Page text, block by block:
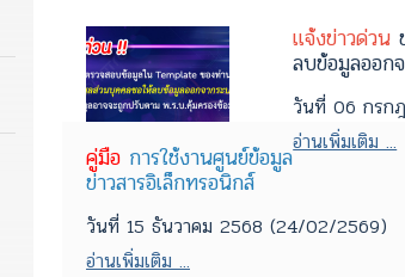
แจ้งข่าวด่วน
ลบข้อมูลออก
วันที่ 06 กรก
อ่านเพิ่มเติม ...
คู่มือ การใช้งานศูนย์ข้อมูล
ข่าวสารอิเล็กทรอนิกส์
วันที่ 15 ธันวาคม 2568 (24/02/2569)
อ่านเพิ่มเติม ...